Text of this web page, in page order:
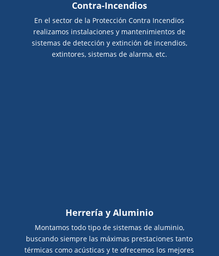
Contra-Incendios
En el sector de la Protección Contra Incendios
realizamos instalaciones y mantenimientos de
sistemas de detección y extinción de incendios,
extintores, sistemas de alarma, etc.
Herrería y Aluminio
Montamos todo tipo de sistemas de aluminio,
buscando siempre las máximas prestaciones tanto
térmicas como acústicas y te ofrecemos los mejores